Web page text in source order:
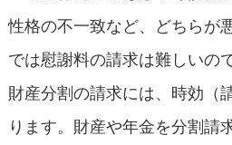
性格の不一致など、どちらが
では慰謝料の請求は難しいの
財産分割の請求には、時効（
ります。財産や年金を分割請